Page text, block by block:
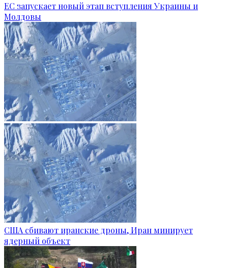
ЕС запускает новый этап вступления Украины и
Молдовы
США сбивают иранские дроны, Иран минирует
ядерный объект